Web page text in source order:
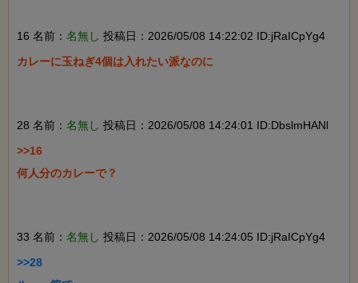
16 名前： 名無し 投稿日：2026/05/08 14:22:02 ID:jRaICpYg4
カレーに玉ねぎ4個は入れたい派なのに
28 名前： 名無し 投稿日：2026/05/08 14:24:01 ID:DbslmHANl
>>16
何人分のカレーで？
33 名前： 名無し 投稿日：2026/05/08 14:24:05 ID:jRaICpYg4
>>28